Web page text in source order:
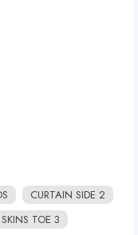
CURTAIN SIDE 2
SKINS TOE 3